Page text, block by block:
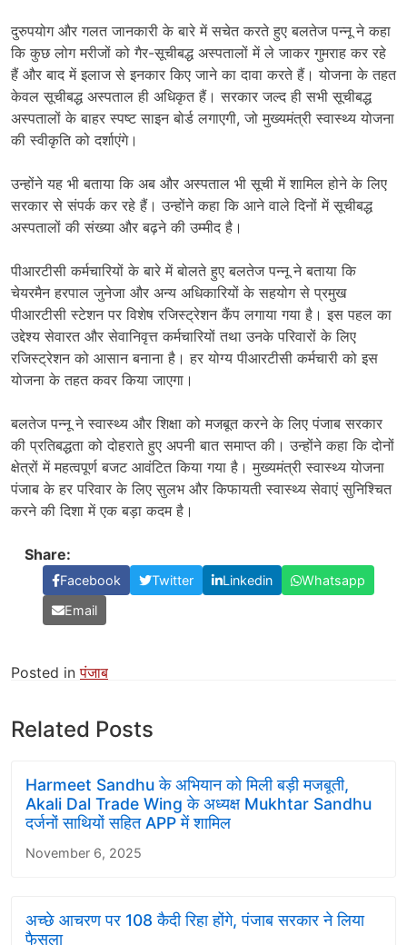
दुरुपयोग और गलत जानकारी के बारे में सचेत करते हुए बलतेज पन्नू ने कहा
कि कुछ लोग मरीजों को गैर-सूचीबद्ध अस्पतालों में ले जाकर गुमराह कर रहे
हैं और बाद में इलाज से इनकार किए जाने का दावा करते हैं। योजना के तहत
केवल सूचीबद्ध अस्पताल ही अधिकृत हैं। सरकार जल्द ही सभी सूचीबद्ध
अस्पतालों के बाहर स्पष्ट साइन बोर्ड लगाएगी, जो मुख्यमंत्री स्वास्थ्य योजना
की स्वीकृति को दर्शाएंगे।
उन्होंने यह भी बताया कि अब और अस्पताल भी सूची में शामिल होने के लिए
सरकार से संपर्क कर रहे हैं। उन्होंने कहा कि आने वाले दिनों में सूचीबद्ध
अस्पतालों की संख्या और बढ़ने की उम्मीद है।
पीआरटीसी कर्मचारियों के बारे में बोलते हुए बलतेज पन्नू ने बताया कि
चेयरमैन हरपाल जुनेजा और अन्य अधिकारियों के सहयोग से प्रमुख
पीआरटीसी स्टेशन पर विशेष रजिस्ट्रेशन कैंप लगाया गया है। इस पहल का
उद्देश्य सेवारत और सेवानिवृत्त कर्मचारियों तथा उनके परिवारों के लिए
रजिस्ट्रेशन को आसान बनाना है। हर योग्य पीआरटीसी कर्मचारी को इस
योजना के तहत कवर किया जाएगा।
बलतेज पन्नू ने स्वास्थ्य और शिक्षा को मजबूत करने के लिए पंजाब सरकार
की प्रतिबद्धता को दोहराते हुए अपनी बात समाप्त की। उन्होंने कहा कि दोनों
क्षेत्रों में महत्वपूर्ण बजट आवंटित किया गया है। मुख्यमंत्री स्वास्थ्य योजना
पंजाब के हर परिवार के लिए सुलभ और किफायती स्वास्थ्य सेवाएं सुनिश्चित
करने की दिशा में एक बड़ा कदम है।
Share:
Facebook Twitter Linkedin
Whatsapp
Email
Posted inपंजाब
Related Posts
Harmeet Sandhu के अभियान को मिली बड़ी मजबूती,
Akali Dal Trade Wing के अध्यक्ष Mukhtar Sandhu
दर्जनों साथियों सहित APP में शामिल
November 6, 2025
अच्छे आचरण पर 108 कैदी रिहा होंगे, पंजाब सरकार ने लिया
फैसला